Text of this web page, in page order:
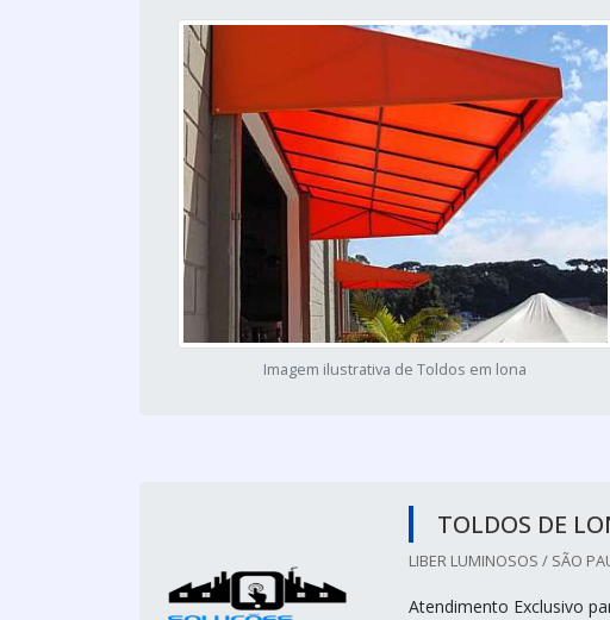
Imagem ilustrativa de Toldos em lona
TOLDOS DE
LIBER LUMINOSOS / SÃO
Atendimento Exclusivo